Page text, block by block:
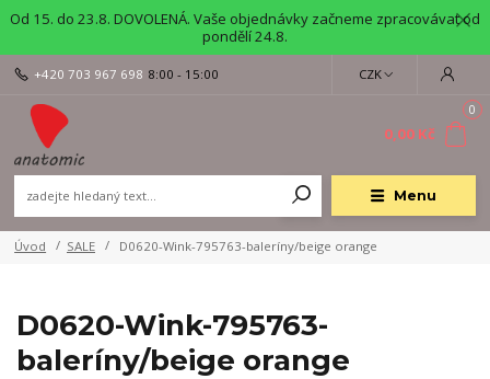
Od 15. do 23.8. DOVOLENÁ. Vaše objednávky začneme zpracovávat od
pondělí 24.8.
Menu
CZK
+420 703 967 698 8:00 - 15:00
0
0,00 Kč
Úvod SALE D0620-Wink-795763-baleríny/beige orange
D0620-Wink-795763-
baleríny/beige orange